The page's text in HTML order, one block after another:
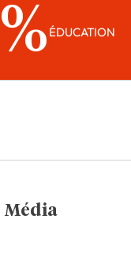
ÉDUCATION
Média